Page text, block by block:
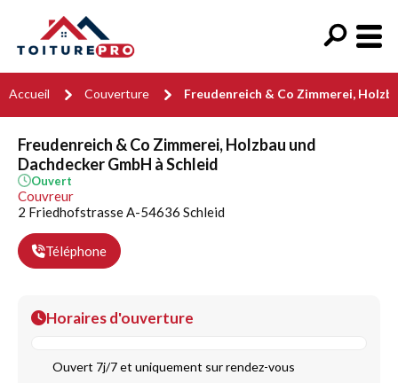
Accueil Couverture Freudenreich & Co Zimmerei,
Freudenreich & Co Zimmerei, Holzbau und
Dachdecker GmbH à Schleid
Ouvert
Couvreur
2 Friedhofstrasse A-54636 Schleid
Téléphone
Horaires d'ouverture
Ouvert 7j/7 et uniquement sur rendez-vous